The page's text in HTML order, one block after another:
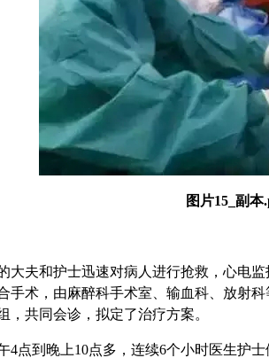
图片15_副本
大夫和护士迅速对病人进行抢救，心电
手术，由麻醉科手术室、输血科、放射
，共同会诊，拟定了治疗方案。
4点到晚上10点多，连续6个小时医生护